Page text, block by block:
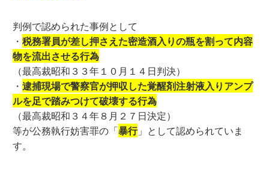
判例で認められた事例として
・税務署員が差し押さえた密造酒入りの瓶を割って内容
物を流出させる行為
（最高裁昭和３３年１０月１４日判決）
・逮捕現場で警察官が押収した覚醒剤注射液入りアンプ
ルを足で踏みつけて破壊する行為
（最高裁昭和３４年８月２７日決定）
等が公務執行妨害罪の「暴行」として認められていま
す。